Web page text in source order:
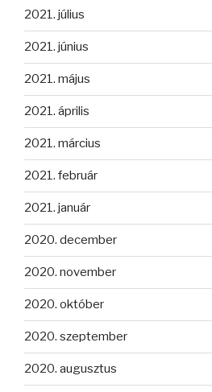
2021. július
2021. június
2021. május
2021. április
2021. március
2021. február
2021. január
2020. december
2020. november
2020. október
2020. szeptember
2020. augusztus